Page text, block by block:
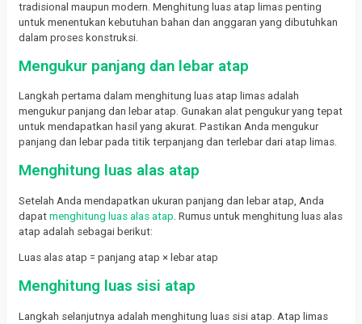
tradisional maupun modern. Menghitung luas atap limas penting
untuk menentukan kebutuhan bahan dan anggaran yang dibutuhkan
dalam proses konstruksi.
Mengukur panjang dan lebar atap
Langkah pertama dalam menghitung luas atap limas adalah
mengukur panjang dan lebar atap. Gunakan alat pengukur yang tepat
untuk mendapatkan hasil yang akurat. Pastikan Anda mengukur
panjang dan lebar pada titik terpanjang dan terlebar dari atap limas.
Menghitung luas alas atap
Setelah Anda mendapatkan ukuran panjang dan lebar atap, Anda
dapat menghitung luas alas atap . Rumus untuk menghitung luas alas
atap adalah sebagai berikut:
Luas alas atap = panjang atap × lebar atap
Menghitung luas sisi atap
Langkah selanjutnya adalah menghitung luas sisi atap. Atap limas